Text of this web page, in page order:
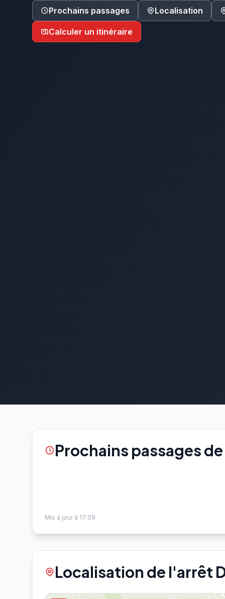
Prochains passages Localisation
Calculer un itinéraire
Prochains passages
Mis à jour à 17:09
Localisation de l'arrêt